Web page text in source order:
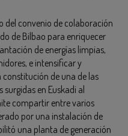
del convenio de colaboración
de Bilbao para enriquecer
de energías limpias,
e intensificar y
constitución de una de las
en Euskadi al
compartir entre varios
por una instalación de
una planta de generación